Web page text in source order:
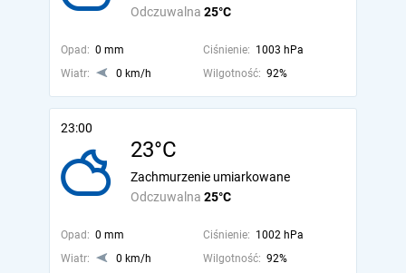
Odczuwalna 25°C
Opad: 0 mm Ciśnienie: 1003 hPa
Wiatr:
0 km/h Wilgotność: 92%
23:00
23°C
Odczuwalna 25°C
Zachmurzenie umiarkowane
Opad: 0 mm Ciśnienie: 1002 hPa
Wiatr:
0 km/h Wilgotność: 92%